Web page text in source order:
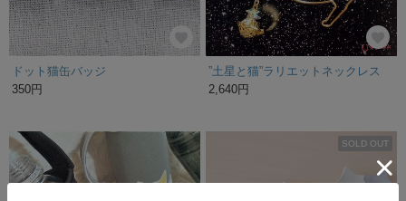
ドット猫缶バッジ
350円
”土星と猫”ラリエットネックレス
2,640円
SOLD OUT